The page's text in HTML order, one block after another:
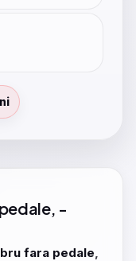
pedale, -
fara pedale,